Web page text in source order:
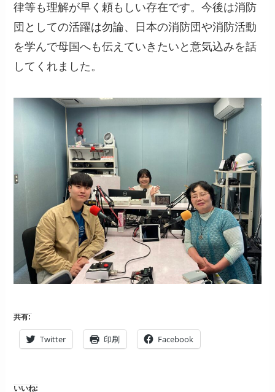
律等も理解が早く頼もしい存在です。今後は消防
団としての活躍は勿論、日本の消防団や消防活動
を学んで母国へも伝えていきたいと意気込みを話
してくれました。
共有:
Twitter 印刷 Facebook
いいね: